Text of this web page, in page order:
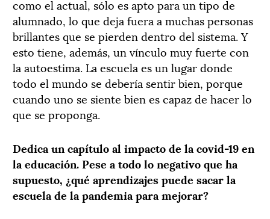
como el actual, sólo es apto para un tipo de
alumnado, lo que deja fuera a muchas personas
brillantes que se pierden dentro del sistema. Y
esto tiene, además, un vínculo muy fuerte con
la autoestima. La escuela es un lugar donde
todo el mundo se debería sentir bien, porque
cuando uno se siente bien es capaz de hacer lo
que se proponga.
Dedica un capítulo al impacto de la covid-19 en
la educación. Pese a todo lo negativo que ha
supuesto, ¿qué aprendizajes puede sacar la
escuela de la pandemia para mejorar?